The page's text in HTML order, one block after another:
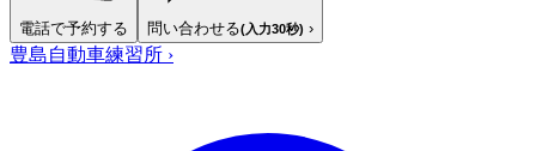
電話で予約する 問い合わせる(入力30秒) ›
豊島自動車練習所 ›